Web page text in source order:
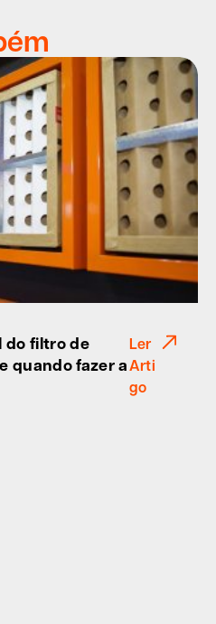
do filtro de
quando fazer a
Ler
Arti
go